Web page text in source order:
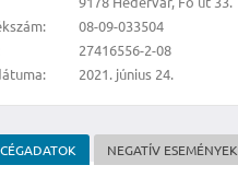
08-09-033504
27416556-2-08
2021. június 24.
NEGATÍV ESEMÉNYEK